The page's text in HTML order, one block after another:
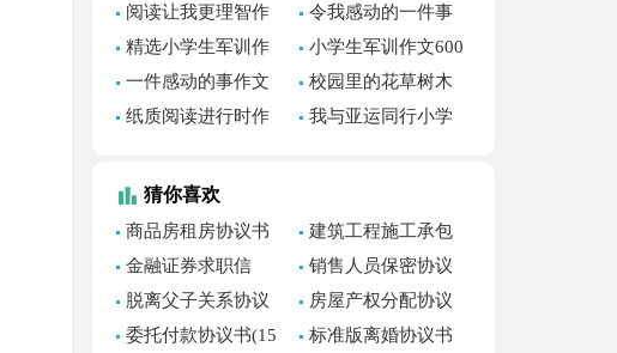
700字锦集九篇
文700字锦集十篇
阅读让我更理智作
文
令我感动的一件事
作文 (集锦15篇)
精选小学生军训作
文600字3篇
小学生军训作文600
字汇编五篇
一件感动的事作文
(汇编15篇)
校园里的花草树木
作文
纸质阅读进行时作
我与亚运同行小学
猜你喜欢
商品房租房协议书
11篇
建筑工程施工承包
合同(15篇)
金融证券求职信
销售人员保密协议
书
脱离父子关系协议
书(7篇)
房屋产权分配协议
书(集合7篇)
委托付款协议书(15
标准版离婚协议书